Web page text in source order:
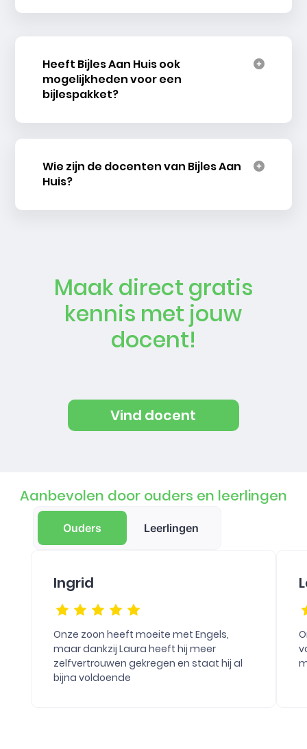
Heeft Bijles Aan Huis ook
mogelijkheden voor een
bijlespakket?
Wie zijn de docenten van Bijles Aan
Huis?
Maak direct gratis
kennis met jouw
docent!
Vind docent
Aanbevolen door ouders en leerlingen
Ouders Leerlingen
Ingrid
Onze zoon heeft moeite met Engels,
maar dankzij Laura heeft hij meer
zelfvertrouwen gekregen en staat hij al
bijna voldoende